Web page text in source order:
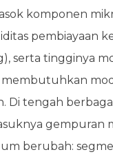
komponen
pembiayaan
serta tingginya
membutuhkan
Di tengah
gempuran
berubah: